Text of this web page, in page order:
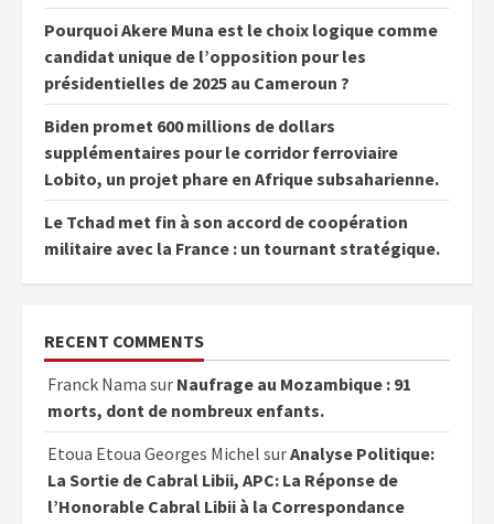
Pourquoi Akere Muna est le choix logique comme
candidat unique de l’opposition pour les
présidentielles de 2025 au Cameroun ?
Biden promet 600 millions de dollars
supplémentaires pour le corridor ferroviaire
Lobito, un projet phare en Afrique subsaharienne.
Le Tchad met fin à son accord de coopération
militaire avec la France : un tournant stratégique.
RECENT COMMENTS
Franck Nama sur Naufrage au Mozambique : 91
morts, dont de nombreux enfants.
Etoua Etoua Georges Michel surAnalyse Politique:
La Sortie de Cabral Libii, APC: La Réponse de
l’Honorable Cabral Libii à la Correspondance